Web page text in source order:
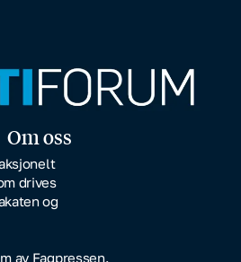
Om oss
drives
og
av Fagpressen.